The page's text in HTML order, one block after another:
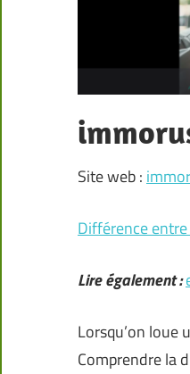
Site web :
Différence
Lire également :
Lorsqu’on loue
Comprendre la